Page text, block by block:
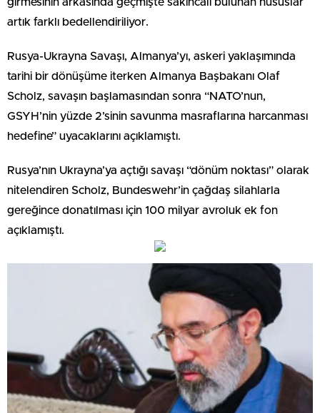
artık farklı bedellendiriliyor.
Rusya-Ukrayna Savaşı, Almanya’yı, askeri yaklaşımında
tarihi bir dönüşüme iterken Almanya Başbakanı Olaf
Scholz, savaşın başlamasından sonra “NATO’nun,
GSYH’nin yüzde 2’sinin savunma masraflarına harcanması
hedefine” uyacaklarını açıklamıştı.
Rusya’nın Ukrayna’ya açtığı savaşı “dönüm noktası” olarak
nitelendiren Scholz, Bundeswehr’in çağdaş silahlarla
gereğince donatılması için 100 milyar avroluk ek fon
açıklamıştı.